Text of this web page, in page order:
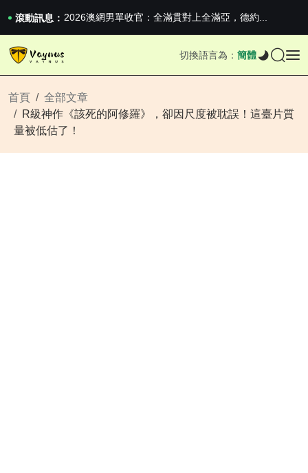
滾動訊息： 2026澳網男單收官：全滿貫對上全滿亞，德約...
《巔峰守衛 Highguard》正式上線，官...
iPhone 16e 釋出，蘋果你不要太離譜
iPhone 16e 釋出，蘋果你不要太離譜
切換語言為： 簡體
首頁
全部文章
R級神作《該死的阿修羅》，卻因尺度被耽誤！這臺片質
量被低估了！